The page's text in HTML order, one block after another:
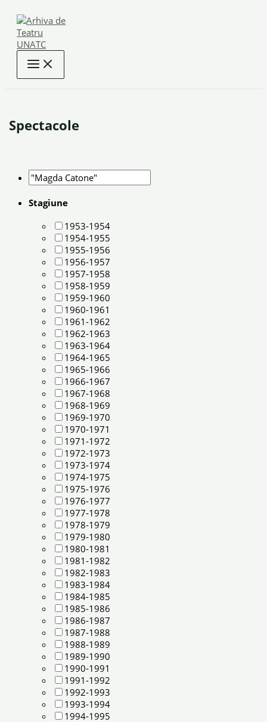
content
Spectacole
Stagiune
1953-1954
1954-1955
1955-1956
1956-1957
1957-1958
1958-1959
1959-1960
1960-1961
1961-1962
1962-1963
1963-1964
1964-1965
1965-1966
1966-1967
1967-1968
1968-1969
1969-1970
1970-1971
1971-1972
1972-1973
1973-1974
1974-1975
1975-1976
1976-1977
1977-1978
1978-1979
1979-1980
1980-1981
1981-1982
1982-1983
1983-1984
1984-1985
1985-1986
1986-1987
1987-1988
1988-1989
1989-1990
1990-1991
1991-1992
1992-1993
1993-1994
1994-1995